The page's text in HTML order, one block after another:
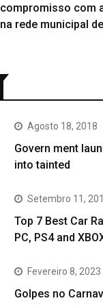
compromisso com
na rede municipal
Agosto 18, 2018
Govern ment
into tainted
Setembro 11,
Top 7 Best Car
PC, PS4 and
Fevereiro 8, 2023
Golpes no